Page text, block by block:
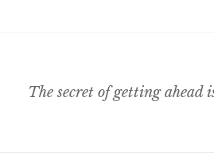
The secret of getting ahead